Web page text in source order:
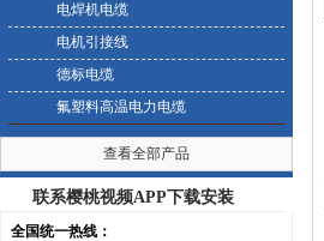
电焊机电缆
电机引接线
德标电缆
氟塑料高温电力电缆
查看全部产品
联系樱桃视频APP下载安装
全国统一热线：